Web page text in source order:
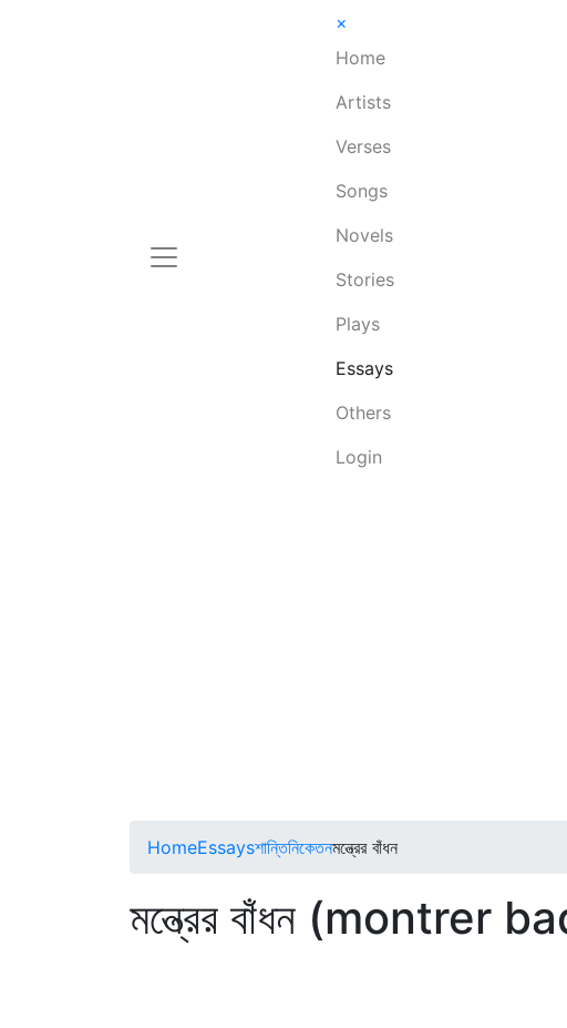
×
Home
Artists
Verses
Songs
Novels
Stories
Plays
Essays
Others
Login
HomeEssaysশান্তিনিকেতনমন্ত্রের বাঁধন
মন্ত্রের বাঁধন (montrer